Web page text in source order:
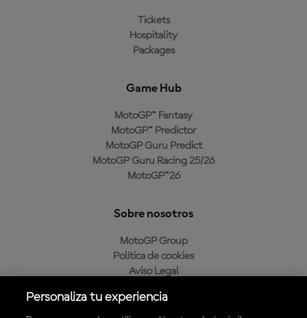
Tickets
Hospitality
Packages
Game Hub
MotoGP™ Fantasy
MotoGP™ Predictor
MotoGP Guru Predict
MotoGP Guru Racing 25/26
MotoGP™26
Sobre nosotros
MotoGP Group
Política de cookies
Aviso Legal
Política de compra
Personaliza tu experiencia